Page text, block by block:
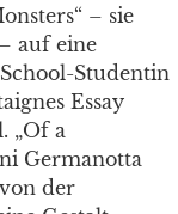
– sie
auf eine
Studentin
Essay
„Of a
Germanotta
der